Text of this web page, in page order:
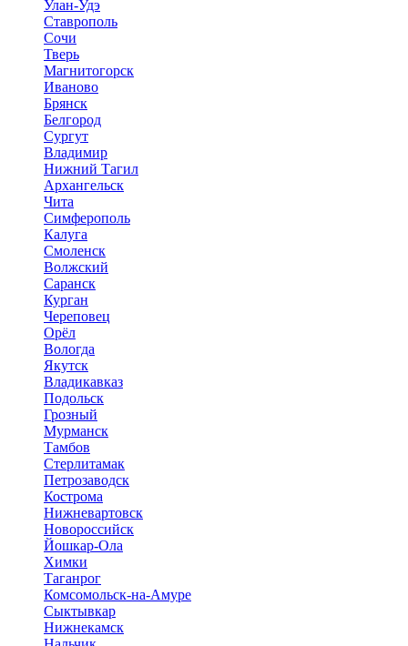
Улан-Удэ
Ставрополь
Сочи
Тверь
Магнитогорск
Иваново
Брянск
Белгород
Сургут
Владимир
Нижний Тагил
Архангельск
Чита
Симферополь
Калуга
Смоленск
Волжский
Саранск
Курган
Череповец
Орёл
Вологда
Якутск
Владикавказ
Подольск
Грозный
Мурманск
Тамбов
Стерлитамак
Петрозаводск
Кострома
Нижневартовск
Новороссийск
Йошкар-Ола
Химки
Таганрог
Комсомольск-на-Амуре
Сыктывкар
Нижнекамск